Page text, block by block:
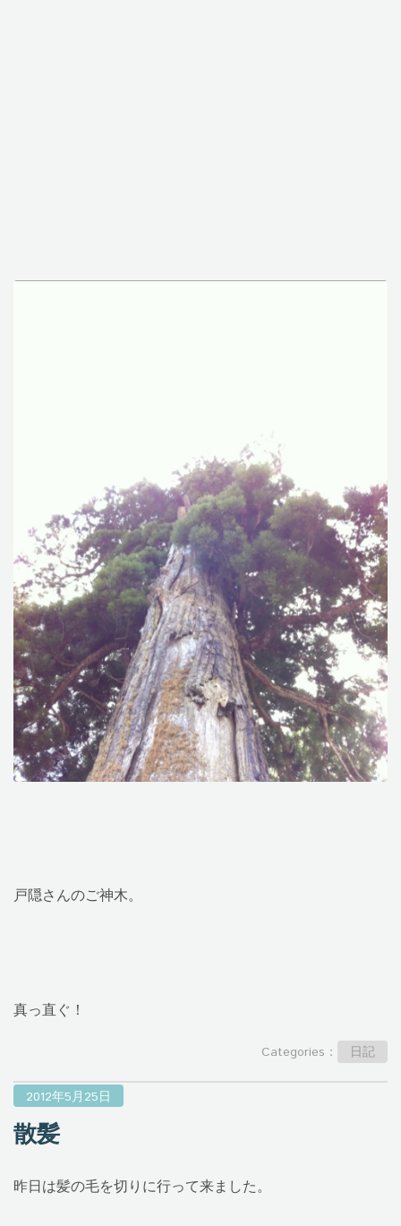
戸隠さんのご神木。
真っ直ぐ！
Categories： 日記
2012年5月25日
散髪
昨日は髪の毛を切りに行って来ました。